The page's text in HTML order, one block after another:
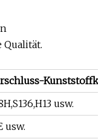
usw.
usw.